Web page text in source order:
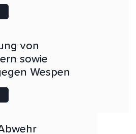
von
sowie
Wespen